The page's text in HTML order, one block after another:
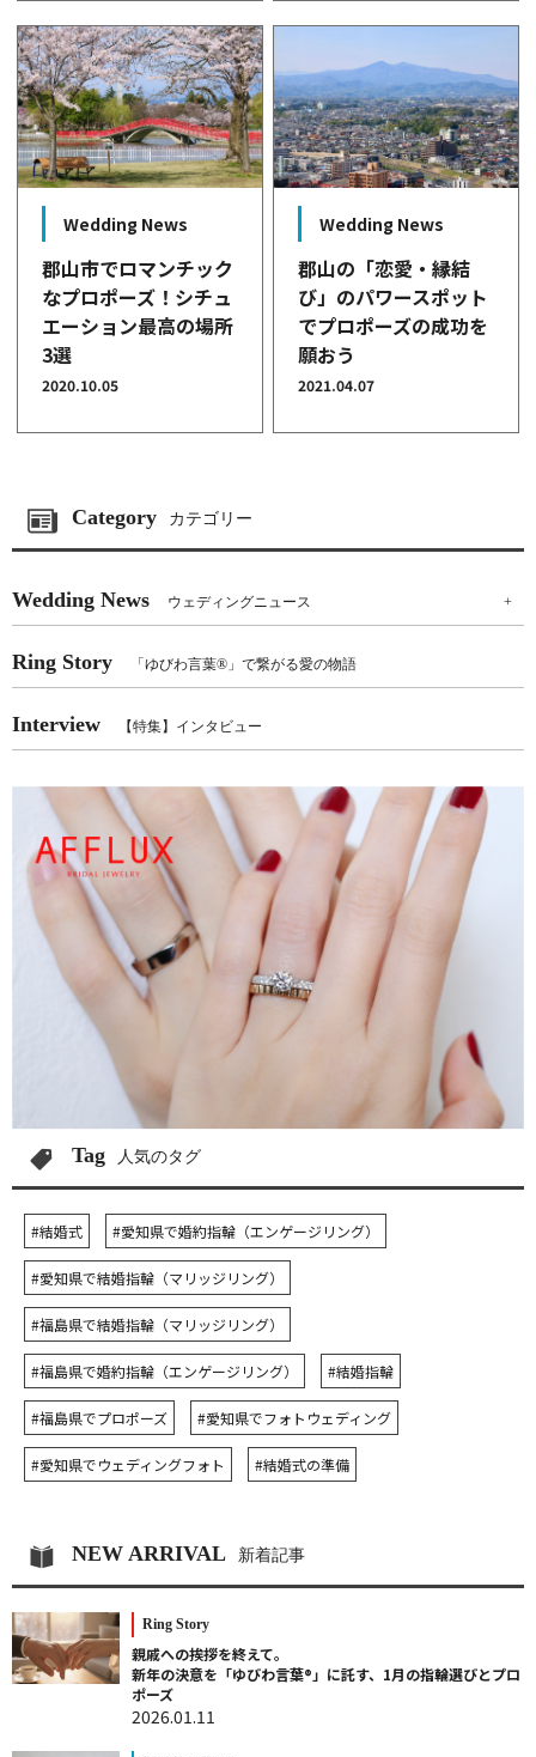
Wedding News
郡山市でロマンチック
なプロポーズ！シチュ
エーション最高の場所
3選
2020.10.05
Wedding News
郡山の「恋愛・縁結
び」のパワースポット
でプロポーズの成功を
願おう
2021.04.07
Category カテゴリー
Wedding News ウェディングニュース +
Ring Story 「ゆびわ言葉®」で繋がる愛の物語
Interview 【特集】インタビュー
Tag 人気のタグ
#結婚式 #愛知県で婚約指輪（エンゲージリング）
#愛知県で結婚指輪（マリッジリング）
#福島県で結婚指輪（マリッジリング）
#福島県で婚約指輪（エンゲージリング） #結婚指輪
#福島県でプロポーズ #愛知県でフォトウェディング
#愛知県でウェディングフォト #結婚式の準備
NEW ARRIVAL 新着記事
Ring Story
親戚への挨拶を終えて。
新年の決意を「ゆびわ言葉®」に託す、1月の指輪選びとプロ
ポーズ
2026.01.11